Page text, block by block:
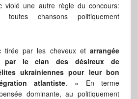
violé une autre règle du concours:
chansons politiquement
tirée par les cheveux etarrangée
par le clan des désireux de
ukrainiennes pour leur bon
atlantiste. » En terme
dominante, au politiquement